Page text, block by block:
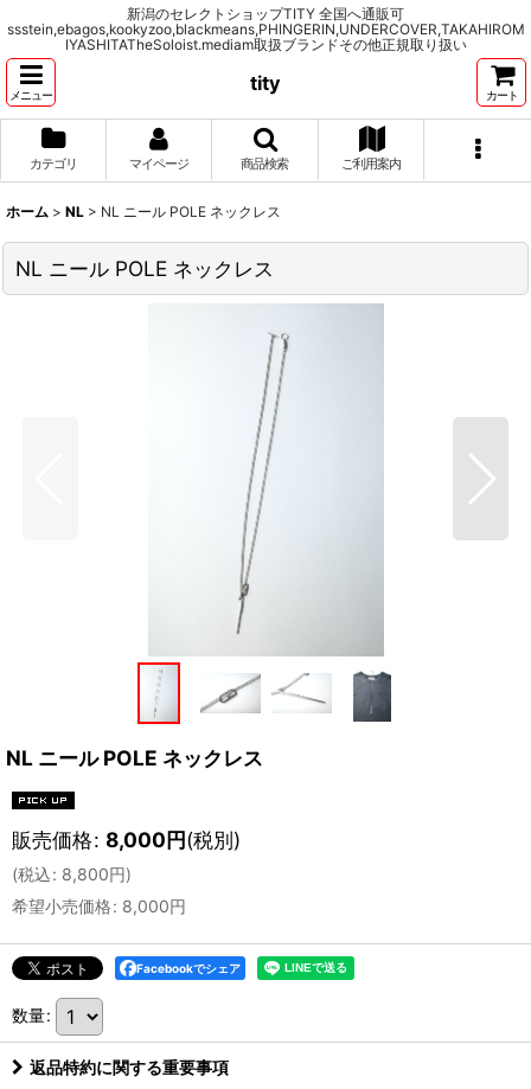
新潟のセレクトショップTITY 全国へ通販可
ssstein,ebagos,kookyzoo,blackmeans,PHINGERIN,UNDERCOVER,TAKAHIROM
IYASHITATheSoloist.mediam取扱ブランドその他正規取り扱い
メニュー
tity
カート
カテゴリ マイページ 商品検索 ご利用案内
ホーム > NL > NL ニール POLE ネックレス
NL ニール POLE ネックレス
NL ニール POLE ネックレス
販売価格: 8,000円(税別)
(税込: 8,800円)
希望小売価格: 8,000円
Facebookでシェア
数量:
返品特約に関する重要事項